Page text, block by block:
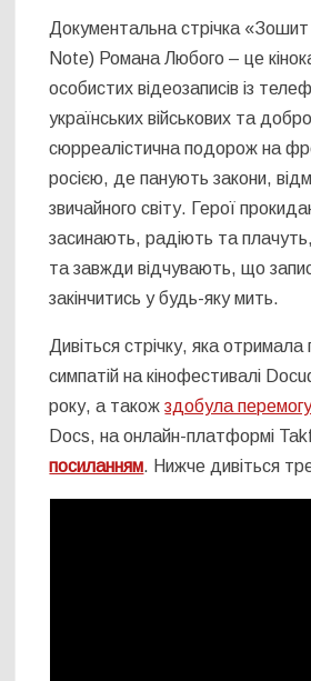
Документальна стрічка «Зошит
Note) Романа Любого – це
особистих відеозаписів із
українських військових та
сюрреалістична подорож на
росією, де панують закони,
звичайного світу. Герої
засинають, радіють та
та завжди відчувають, що
закінчитись у будь-яку мить.
Дивіться стрічку, яка отримала
симпатій на кінофестивалі
року, а такожздобула
Docs, на онлайн-платформі
посиланням. Нижче дивіться